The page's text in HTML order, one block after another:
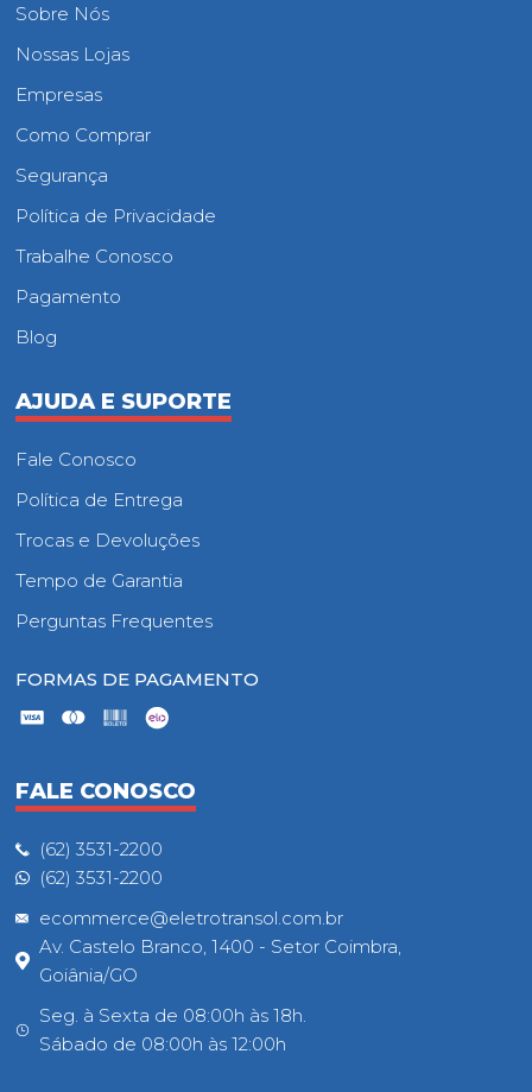
Sobre Nós
Nossas Lojas
Empresas
Como Comprar
Segurança
Política de Privacidade
Trabalhe Conosco
Pagamento
Blog
AJUDA E SUPORTE
Fale Conosco
Política de Entrega
Trocas e Devoluções
Tempo de Garantia
Perguntas Frequentes
FORMAS DE PAGAMENTO
FALE CONOSCO
(62) 3531-2200
(62) 3531-2200
ecommerce@eletrotransol.com.br
Av. Castelo Branco, 1400 - Setor Coimbra,
Goiânia/GO
Seg. à Sexta de 08:00h às 18h.
Sábado de 08:00h às 12:00h